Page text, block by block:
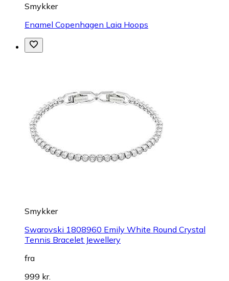
Smykker
Enamel Copenhagen Laia Hoops
Smykker
Swarovski 1808960 Emily White Round Crystal
Tennis Bracelet Jewellery
fra
999 kr.